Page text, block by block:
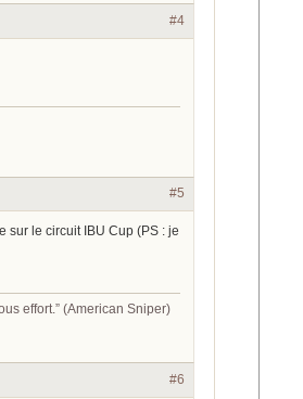
#4
#5
sur le circuit IBU Cup (PS : je
effort.” (American Sniper)
#6